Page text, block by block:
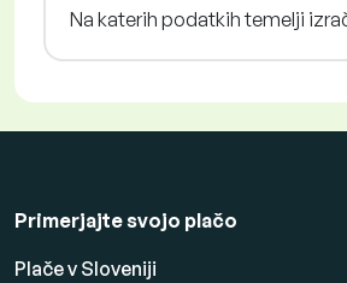
Na katerih podatkih temelji
Primerjajte svojo plačo
Plače v Sloveniji